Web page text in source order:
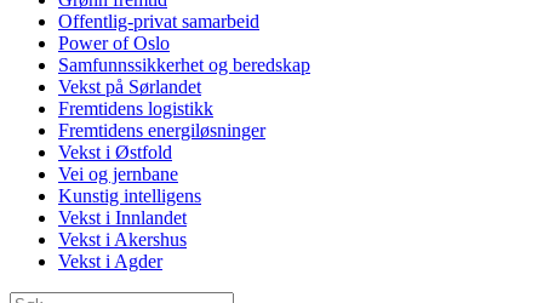
Offentlig-privat samarbeid
Power of Oslo
Samfunnssikkerhet og beredskap
Vekst på Sørlandet
Fremtidens logistikk
Fremtidens energiløsninger
Vekst i Østfold
Vei og jernbane
Kunstig intelligens
Vekst i Innlandet
Vekst i Akershus
Vekst i Agder